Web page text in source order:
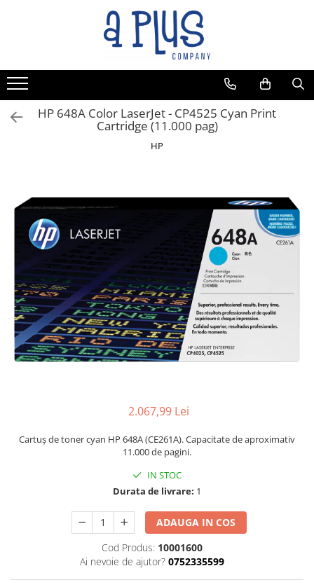
Benzi pentru etichete
Cartuse de cerneala
Cartuse toner
Colectoare toner rezidual
HP 648A Color LaserJet - CP4525 Cyan Print
Cartridge (11.000 pag)
HP
2.067,99 Lei
Cartuș de toner cyan HP 648A (CE261A). Capacitate de aproximativ
11.000 de pagini.
IN STOC
Durata de livrare: 1
ADAUGA IN COS
Cod Produs: 10001600
Ai nevoie de ajutor? 0752335599